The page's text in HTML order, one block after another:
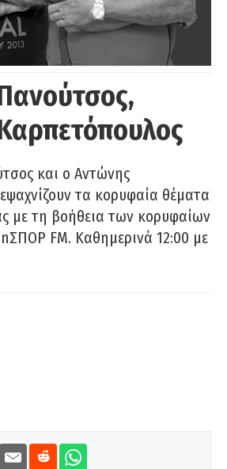
και ο Αντώνης
τα κορυφαία θέματα
με τη βοήθεια των κορυφαίων
FM. Καθημερινά 12:00 με